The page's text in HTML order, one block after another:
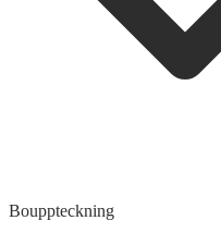
Bouppteckning